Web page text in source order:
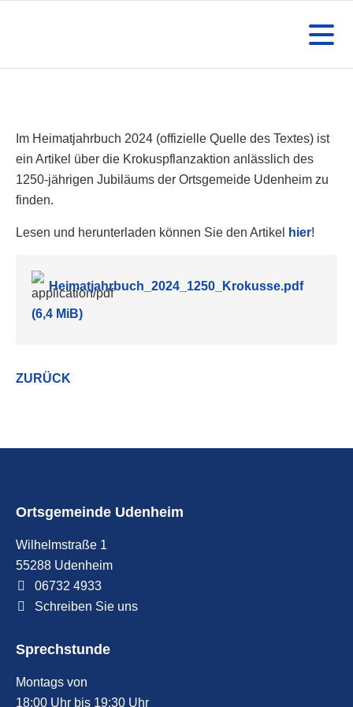
Im Heimatjahrbuch 2024 (offizielle Quelle des Textes) ist
ein Artikel über die Krokuspflanzaktion anlässlich des
1250-jährigen Jubiläums der Ortsgemeide Udenheim zu
finden.
Lesen und herunterladen können Sie den Artikel hier!
Heimatjahrbuch_2024_1250_Krokusse.pdf
(6,4 MiB)
ZURÜCK
Ortsgemeinde Udenheim
Wilhelmstraße 1
55288 Udenheim
06732 4933
Schreiben Sie uns
Sprechstunde
Montags von
18:00 Uhr bis 19:30 Uhr